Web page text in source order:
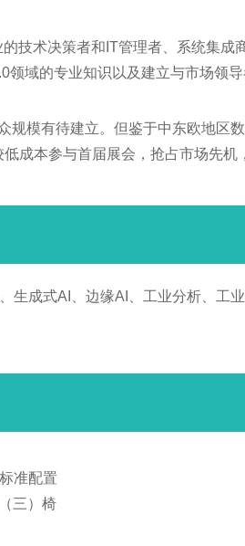
术决策者和IT管理者、系统集成
域的专业知识以及建立与市场领导
模有待建立。但鉴于中东欧地区
成本参与首届展会，抢占市场先机
成式AI、边缘AI、工业分析、工
准配置
三）椅